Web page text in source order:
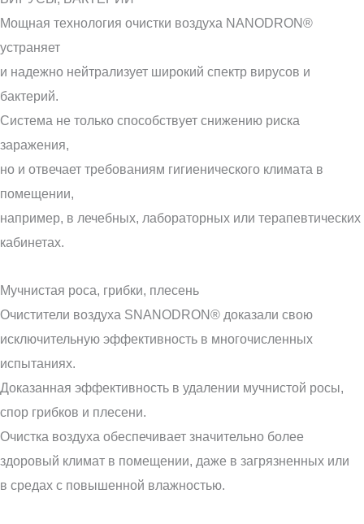
Мощная технология очистки воздуха NANODRON®
устраняет
и надежно нейтрализует широкий спектр вирусов и
бактерий.
Система не только способствует снижению риска
заражения,
но и отвечает требованиям гигиенического климата в
помещении,
например, в лечебных, лабораторных или терапевтических
кабинетах.
Мучнистая роса, грибки, плесень
Очистители воздуха SNANODRON® доказали свою
исключительную эффективность в многочисленных
испытаниях.
Доказанная эффективность в удалении мучнистой росы,
спор грибков и плесени.
Очистка воздуха обеспечивает значительно более
здоровый климат в помещении, даже в загрязненных или
в средах с повышенной влажностью.